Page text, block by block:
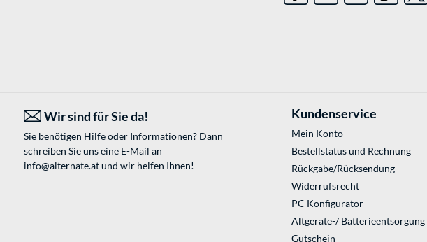
Wir sind für Sie da!
Sie benötigen Hilfe oder Informationen? Dann
schreiben Sie uns eine E-Mail an
info@alternate.atund wir helfen Ihnen!
Kundenservice
Mein Konto
Bestellstatus und Rechnung
Rückgabe/Rücksendung
Widerrufsrecht
PC Konfigurator
Altgeräte-/ Batterieentsorgung
Gutschein